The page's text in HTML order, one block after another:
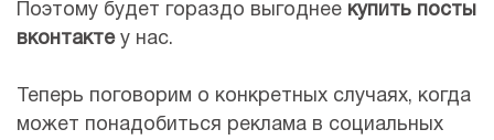
Поэтому будет гораздо выгоднее купить посты
вконтактеу нас.
Теперь поговорим о конкретных случаях, когда
может понадобиться реклама в социальных